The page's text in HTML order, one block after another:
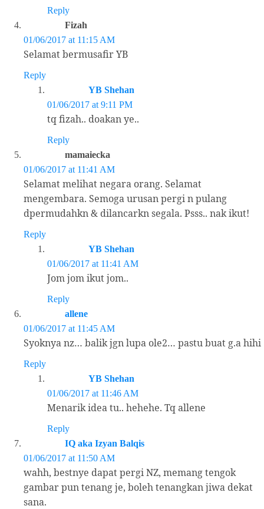
Reply
Fizah
01/06/2017 at 11:15 AM
Selamat bermusafir YB
Reply
YB Shehan
01/06/2017 at 9:11 PM
tq fizah.. doakan ye..
Reply
mamaiecka
01/06/2017 at 11:41 AM
Selamat melihat negara orang. Selamat
mengembara. Semoga urusan pergi n pulang
dpermudahkn & dilancarkn segala. Psss.. nak ikut!
Reply
YB Shehan
01/06/2017 at 11:41 AM
Jom jom ikut jom..
Reply
allene
01/06/2017 at 11:45 AM
Syoknya nz… balik jgn lupa ole2… pastu buat g.a hihi
Reply
YB Shehan
01/06/2017 at 11:46 AM
Menarik idea tu.. hehehe. Tq allene
Reply
IQ aka Izyan Balqis
01/06/2017 at 11:50 AM
wahh, bestnye dapat pergi NZ, memang tengok
gambar pun tenang je, boleh tenangkan jiwa dekat
sana.